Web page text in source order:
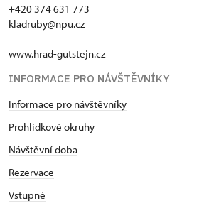
+420 374 631 773
kladruby@npu.cz
www.hrad-gutstejn.cz
INFORMACE PRO NÁVŠTĚVNÍKY
Informace pro návštěvníky
Prohlídkové okruhy
Návštěvní doba
Rezervace
Vstupné